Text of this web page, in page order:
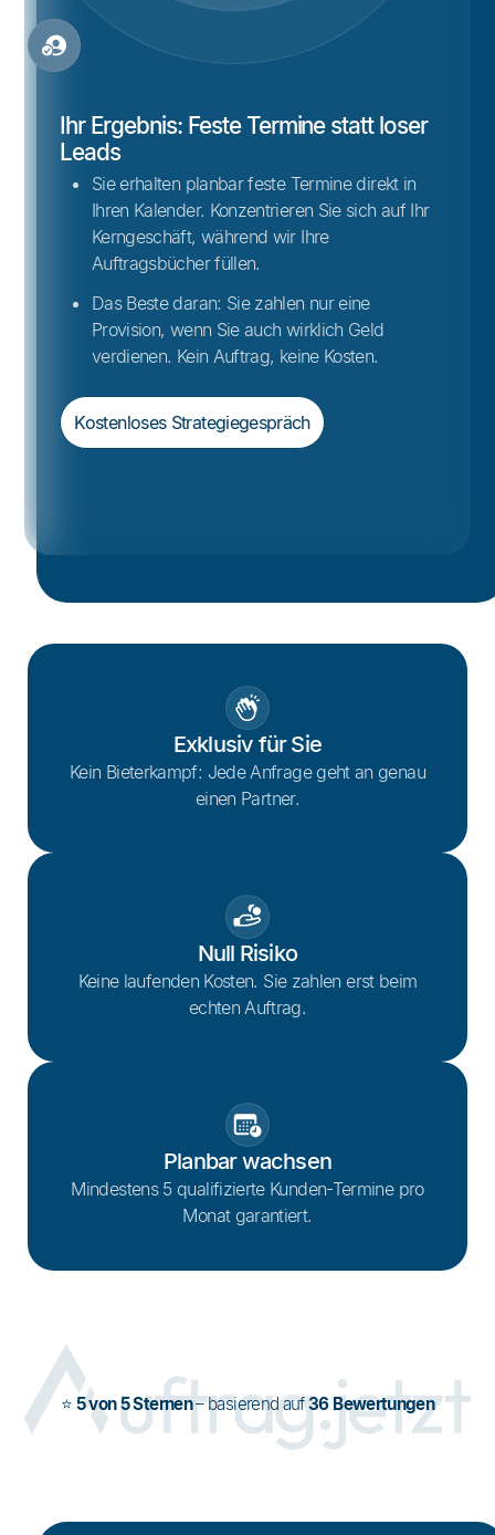
Ihr Ergebnis: Feste Termine statt loser
Leads
Sie erhalten planbar feste Termine direkt in
Ihren Kalender. Konzentrieren Sie sich auf Ihr
Kerngeschäft, während wir Ihre
Auftragsbücher füllen.
Das Beste daran: Sie zahlen nur eine
Provision, wenn Sie auch wirklich Geld
verdienen. Kein Auftrag, keine Kosten.
Kostenloses Strategiegespräch
Exklusiv für Sie
Kein Bieterkampf: Jede Anfrage geht an genau
einen Partner.
Null Risiko
Keine laufenden Kosten. Sie zahlen erst beim
echten Auftrag.
Planbar wachsen
Mindestens 5 qualifizierte Kunden-Termine pro
Monat garantiert.
⭐ 5 von 5 Sternen– basierend auf36 Bewertungen